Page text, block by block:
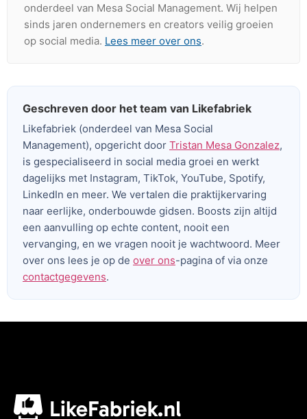
onderdeel van Mesa Social Management. Wij helpen
sinds jaren ondernemers en creators veilig groeien
op social media. Lees meer over ons.
Geschreven door het team van Likefabriek
Likefabriek (onderdeel van Mesa Social
Management), opgericht door Tristan Mesa Gonzalez,
is gespecialiseerd in social media groei en werkt
dagelijks met Instagram, TikTok, YouTube, Spotify,
LinkedIn en meer. We vertalen die praktijkervaring
naar eerlijke, onderbouwde gidsen. Boosts zijn altijd
een aanvulling op echte content, nooit een
vervanging, en we vragen nooit je wachtwoord. Meer
over ons lees je op de over ons-pagina of via onze
contactgegevens.